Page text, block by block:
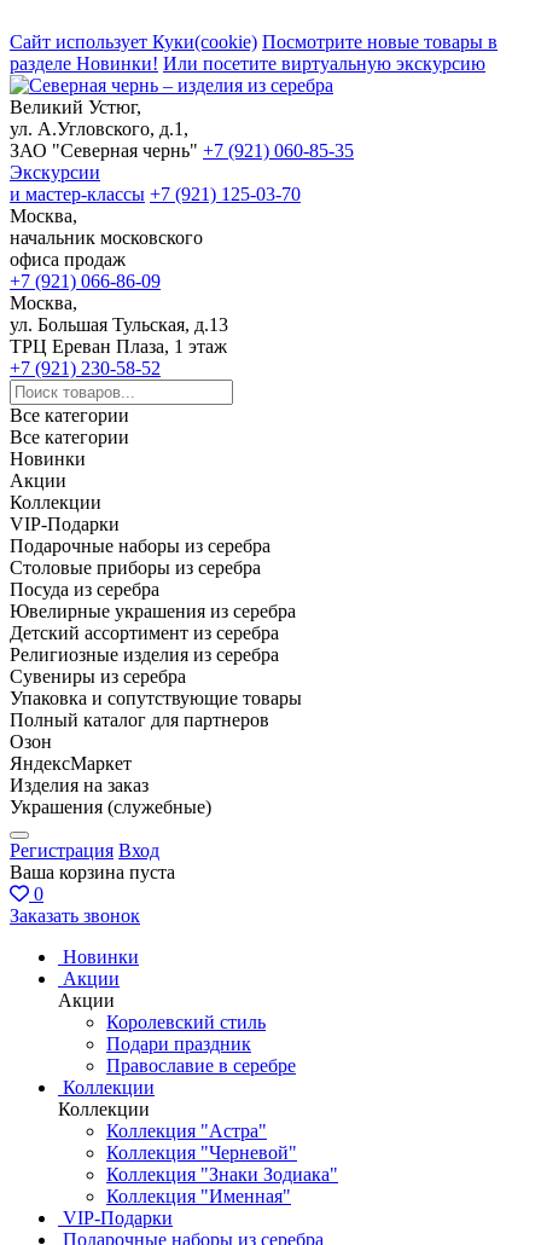
Сайт использует Куки(cookie) Посмотрите новые товары в
разделе Новинки! Или посетите виртуальную экскурсию
Великий Устюг,
ул. А.Угловского, д.1,
ЗАО "Северная чернь" +7 (921) 060-85-35
Экскурсии
и мастер-классы +7 (921) 125-03-70
Москва,
начальник московского
офиса продаж
+7 (921) 066-86-09
Москва,
ул. Большая Тульская, д.13
ТРЦ Ереван Плаза, 1 этаж
+7 (921) 230-58-52
Все категории
Все категории
Новинки
Акции
Коллекции
VIP-Подарки
Подарочные наборы из серебра
Столовые приборы из серебра
Посуда из серебра
Ювелирные украшения из серебра
Детский ассортимент из серебра
Религиозные изделия из серебра
Сувениры из серебра
Упаковка и сопутствующие товары
Полный каталог для партнеров
Озон
ЯндексМаркет
Изделия на заказ
Украшения (служебные)
Регистрация Вход
Ваша корзина пуста
0
Заказать звонок
Новинки
Акции
Акции
Королевский стиль
Подари праздник
Православие в серебре
Коллекции
Коллекции
Коллекция "Астра"
Коллекция "Черневой"
Коллекция "Знаки Зодиака"
Коллекция "Именная"
VIP-Подарки
Подарочные наборы из серебра